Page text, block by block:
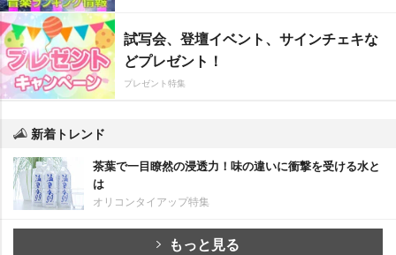
試写会、登壇イベント、サインチェキな
どプレゼント！
プレゼント特集
新着トレンド
茶葉で一目瞭然の浸透力！味の違いに衝撃を受ける水と
は
オリコンタイアップ特集
もっと見る